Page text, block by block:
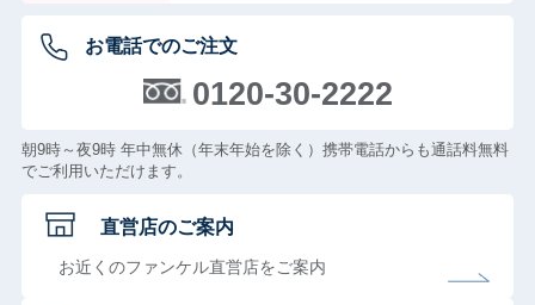
お電話でのご注文
0120-30-2222
朝9時～夜9時 年中無休（年末年始を除く）携帯電話からも通話料無料
でご利用いただけます。
直営店のご案内
お近くのファンケル直営店をご案内